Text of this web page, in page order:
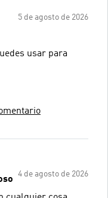
5 de agosto de 2026
4 de agosto de 2026